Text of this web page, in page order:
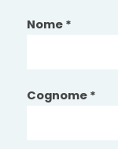
Nome *
Cognome *